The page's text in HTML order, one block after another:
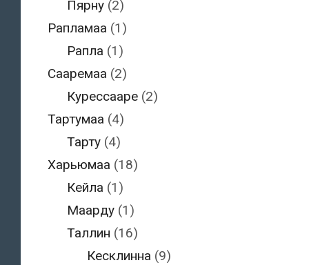
Пярну (2)
Рапламаа (1)
Рапла (1)
Сааремаа (2)
Курессааре (2)
Тартумаа (4)
Тарту (4)
Харьюмаа (18)
Кейла (1)
Маарду (1)
Таллин (16)
Кесклинна (9)